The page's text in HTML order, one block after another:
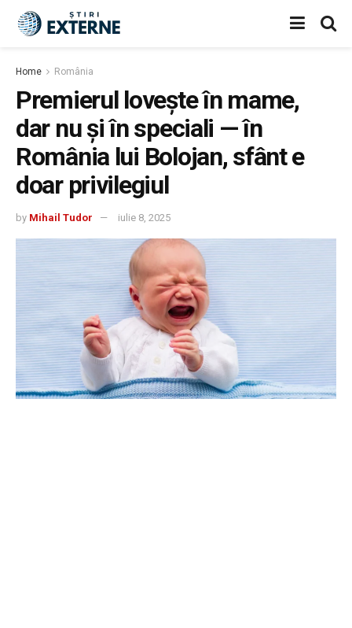
Home România
Premierul lovește în mame,
dar nu și în speciali — în
România lui Bolojan, sfânt e
doar privilegiul
by Mihail Tudor iulie 8, 2025